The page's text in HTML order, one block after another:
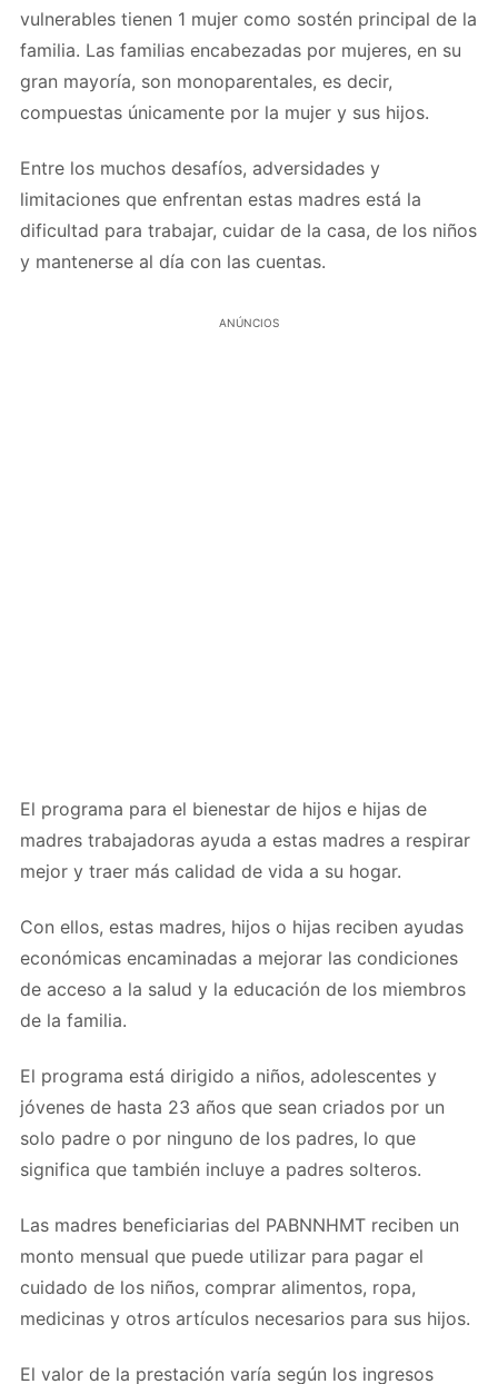
vulnerables tienen 1 mujer como sostén principal de la
familia. Las familias encabezadas por mujeres, en su
gran mayoría, son monoparentales, es decir,
compuestas únicamente por la mujer y sus hijos.
Entre los muchos desafíos, adversidades y
limitaciones que enfrentan estas madres está la
dificultad para trabajar, cuidar de la casa, de los niños
y mantenerse al día con las cuentas.
ANÚNCIOS
El programa para el bienestar de hijos e hijas de
madres trabajadoras ayuda a estas madres a respirar
mejor y traer más calidad de vida a su hogar.
Con ellos, estas madres, hijos o hijas reciben ayudas
económicas encaminadas a mejorar las condiciones
de acceso a la salud y la educación de los miembros
de la familia.
El programa está dirigido a niños, adolescentes y
jóvenes de hasta 23 años que sean criados por un
solo padre o por ninguno de los padres, lo que
significa que también incluye a padres solteros.
Las madres beneficiarias del PABNNHMT reciben un
monto mensual que puede utilizar para pagar el
cuidado de los niños, comprar alimentos, ropa,
medicinas y otros artículos necesarios para sus hijos.
El valor de la prestación varía según los ingresos